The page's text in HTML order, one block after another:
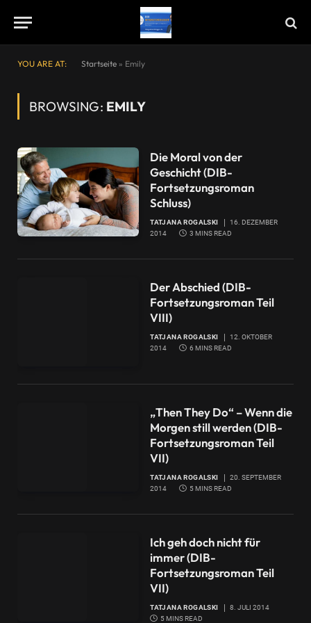
YOU ARE AT: Startseite » Emily
BROWSING: EMILY
Die Moral von der
Geschicht (DIB-
Fortsetzungsroman
Schluss)
TATJANA ROGALSKI
16. DEZEMBER
2014
3 MINS READ
Der Abschied (DIB-
Fortsetzungsroman Teil
VIII)
TATJANA ROGALSKI
12. OKTOBER
2014
6 MINS READ
„Then They Do“ – Wenn die
Morgen still werden (DIB-
Fortsetzungsroman Teil
VII)
TATJANA ROGALSKI
20. SEPTEMBER
2014
5 MINS READ
Ich geh doch nicht für
immer (DIB-
Fortsetzungsroman Teil
VII)
TATJANA ROGALSKI
8. JULI 2014
5 MINS READ